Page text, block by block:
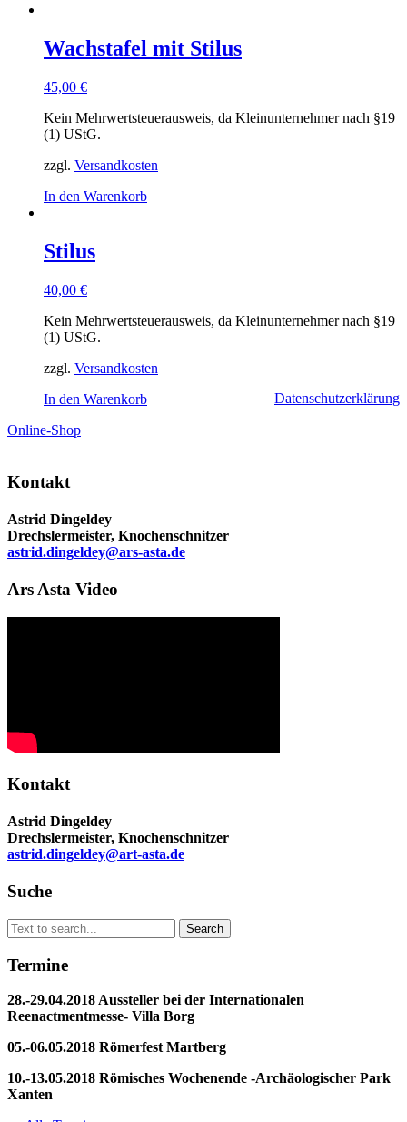
Wachstafel mit Stilus
45,00 €
Kein Mehrwertsteuerausweis, da Kleinunternehmer nach §19
(1) UStG.
zzgl. Versandkosten
In den Warenkorb
Stilus
40,00 €
Kein Mehrwertsteuerausweis, da Kleinunternehmer nach §19
(1) UStG.
zzgl. Versandkosten
In den Warenkorb
Datenschutzerklärung
Online-Shop
Kontakt
Astrid Dingeldey
Drechslermeister, Knochenschnitzer
astrid.dingeldey@ars-asta.de
Ars Asta Video
Kontakt
Astrid Dingeldey
Drechslermeister, Knochenschnitzer
astrid.dingeldey@art-asta.de
Suche
Search
for:
Search
Termine
28.-29.04.2018 Aussteller bei der Internationalen
Reenactmentmesse- Villa Borg
05.-06.05.2018 Römerfest Martberg
10.-13.05.2018 Römisches Wochenende -Archäologischer Park
Xanten